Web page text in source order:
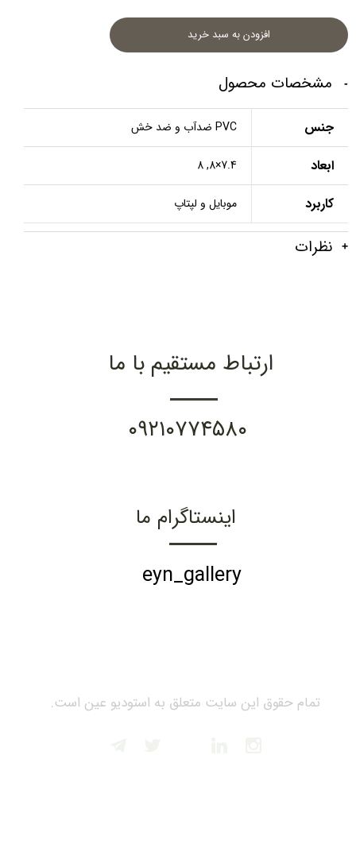
افزودن به سبد خرید
مشخصات محصول
جنس PVC ضدآب و ضد خش
ابعاد 7.4×8, 8
کاربرد موبایل و لپتاپ
نظرات
تمام حقوق این سایت متعلق به استودیو عین است.
ارتباط مستقیم با ما
۰۹۲۱۰۷۷۴۵۸۰
اینستاگرام ما
eyn_gallery